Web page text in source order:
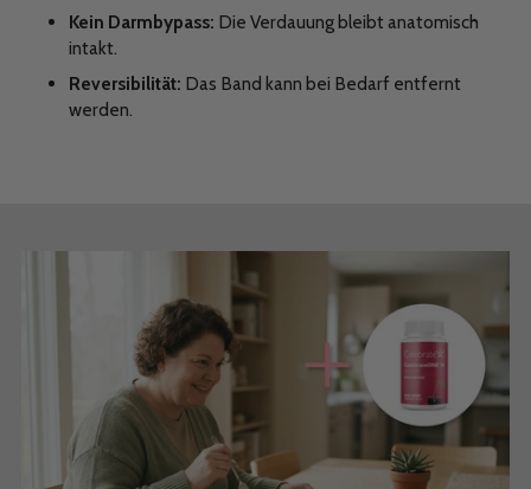
Kein Darmbypass: Die Verdauung bleibt anatomisch
intakt.
Reversibilität: Das Band kann bei Bedarf entfernt
werden.